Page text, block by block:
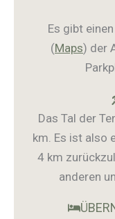
Es gibt
(Maps) der
Das Tal der
km. Es ist also
4 km
anderen